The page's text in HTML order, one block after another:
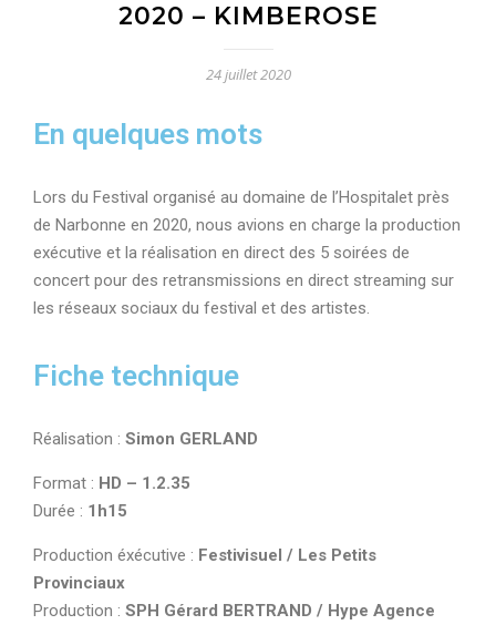
2020 – KIMBEROSE
24 juillet 2020
En quelques mots
Lors du Festival organisé au domaine de l’Hospitalet près
de Narbonne en 2020, nous avions en charge la production
exécutive et la réalisation en direct des 5 soirées de
concert pour des retransmissions en direct streaming sur
les réseaux sociaux du festival et des artistes.
Fiche technique
Réalisation : Simon GERLAND
Format : HD – 1.2.35
Durée : 1h15
Production éxécutive : Festivisuel / Les Petits
Provinciaux
Production : SPH Gérard BERTRAND / Hype Agence